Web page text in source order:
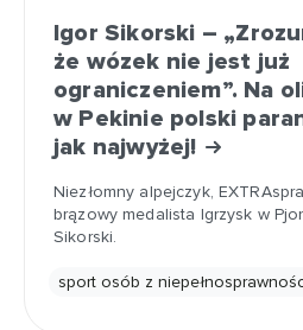
Igor Sikorski –
że wózek nie jest już
ograniczeniem”. Na
w Pekinie polski
jak najwyżej!
Niezłomny alpejczyk,
brązowy medalista Igrzysk w
Sikorski.
sport osób z